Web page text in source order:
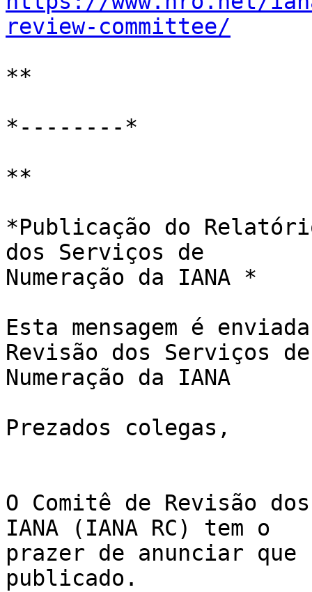
review-committee/
**
*--------*
**
*Publicação do
dos Serviços de
Numeração da IANA *
Esta mensagem é
Revisão dos Serviços
Numeração da IANA
Prezados colegas,
O Comitê de Revisão
IANA (IANA RC) tem o
prazer de anunciar
publicado.